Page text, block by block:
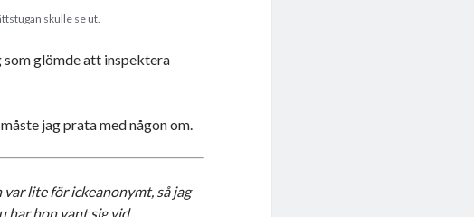
skulle se ut.
glömde att inspektera
jag prata med någon om.
lite för ickeanonymt, så jag
har hon vant sig vid